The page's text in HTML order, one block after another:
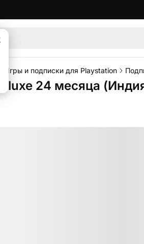
Игры и подписки для Playstation
24 месяца